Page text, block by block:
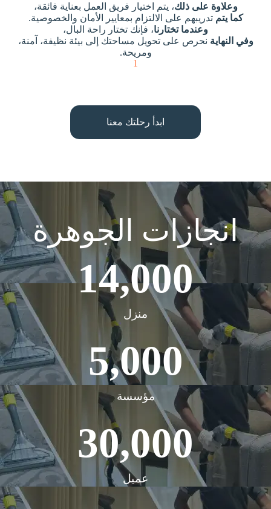
وعلاوة على ذلك، يتم اختيار فريق العمل بعناية فائقة،
كما يتم تدريبهم على الالتزام بمعايير الأمان والخصوصية.
وعندما تختارنا، فإنك تختار راحة البال،
وفي النهاية نحرص على تحويل مساحتك إلى بيئة نظيفة، آمنة،
ومريحة.
1
ابدأ رحلتك معنا
انجازات الجوهرة
منزل
14,000
مؤسسة
5,000
عميل
30,000